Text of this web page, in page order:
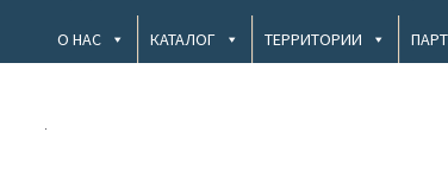
О НАС КАТАЛОГ ТЕРРИТОРИИ